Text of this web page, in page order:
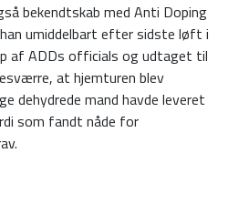
bekendtskab med Anti Doping
umiddelbart efter sidste løft i
af ADDs officials og udtaget til
at hjemturen blev
dehydrede mand havde leveret
som fandt nåde for